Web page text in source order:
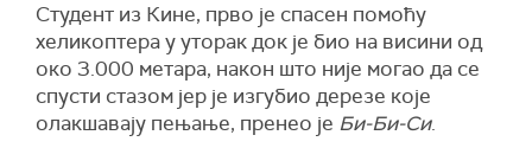
Студент из Кине, прво је спасен помоћу
хеликоптера у уторак док је био на висини од
око 3.000 метара, након што није могао да се
спусти стазом јер је изгубио дерезе које
олакшавају пењање, пренео је Би-Би-Си.